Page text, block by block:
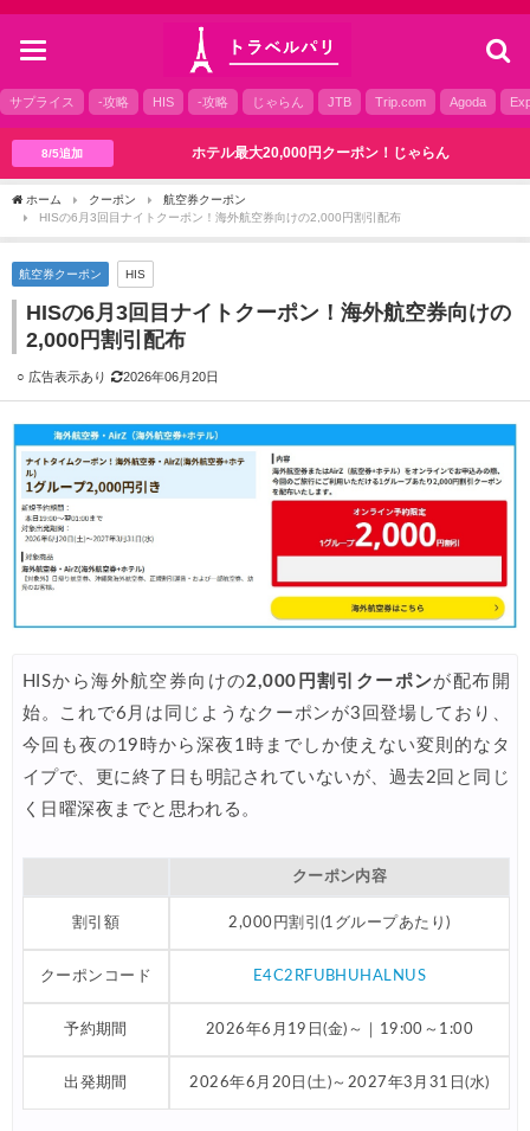
toggle
サプライス -攻略 HIS -攻略 じゃらん JTB Trip.com Agoda
8/5追加 ホテル最大20,000円クーポン！じゃらん
ホーム クーポン
航空券クーポン
HISの6月3回目ナイトクーポン！海外航空券向けの2,000円割引配布
航空券クーポン HIS
HISの6月3回目ナイトクーポン！海外航空券向けの
2,000円割引配布
2026年06月20日
HISから海外航空券向けの2,000円割引クーポンが配布開
始。これで6月は同じようなクーポンが3回登場しており、
今回も夜の19時から深夜1時までしか使えない変則的なタ
イプで、更に終了日も明記されていないが、過去2回と同じ
く日曜深夜までと思われる。
クーポン内容
割引額 2,000円割引(1グループあたり)
クーポンコード E4C2RFUBHUHALNUS
予約期間 2026年6月19日(金)～｜19:00～1:00
出発期間 2026年6月20日(土)～2027年3月31日(水)